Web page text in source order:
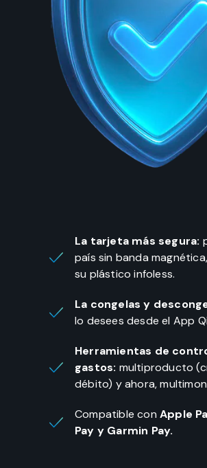
La tarjeta más segura:
país sin banda
su plástico infoless.
La congelas y
lo desees desde el App
Herramientas de
gastos: multiproducto
débito) y ahora,
Compatible con Apple
Pay y Garmin Pay.